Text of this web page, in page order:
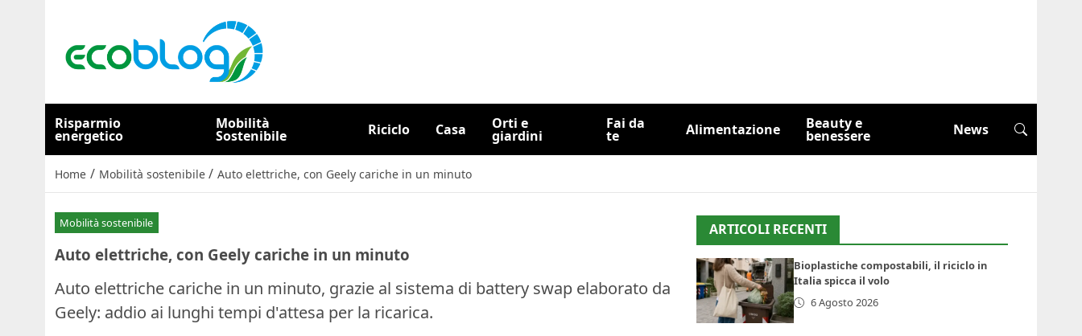
Risparmio
energetico
Mobilità
Sostenibile Riciclo Casa Orti e
giardini
Fai da
te Alimentazione Beauty e
benessere News
Home / Mobilità sostenibile / Auto elettriche, con Geely cariche in un minuto
Mobilità sostenibile
Auto elettriche, con Geely cariche in un minuto
Auto elettriche cariche in un minuto, grazie al sistema di battery swap elaborato da
Geely: addio ai lunghi tempi d'attesa per la ricarica.
ARTICOLI RECENTI
Bioplastiche compostabili, il riciclo in
Italia spicca il volo
6 Agosto 2026